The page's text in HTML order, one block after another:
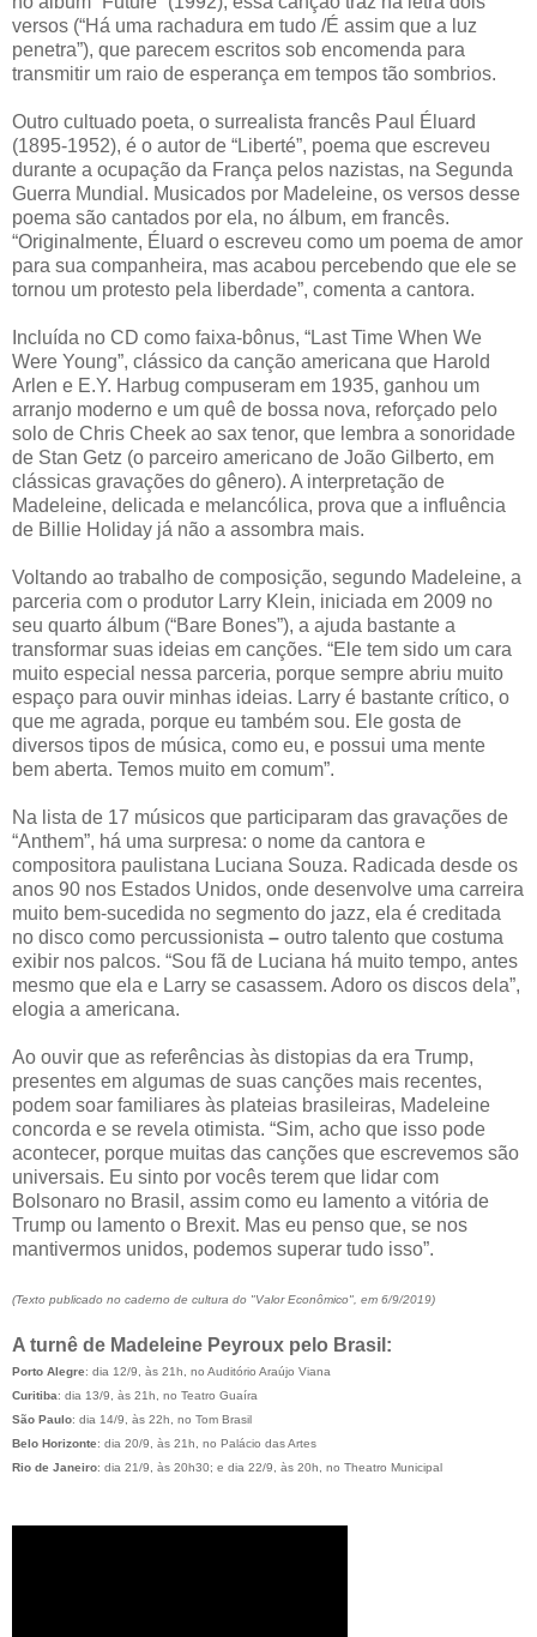
versos (“Há uma rachadura em tudo /É assim que a luz
penetra”), que parecem escritos sob encomenda para
transmitir um raio de esperança em tempos tão sombrios.
Outro cultuado poeta, o surrealista francês Paul Éluard
(1895-1952), é o autor de “Liberté”, poema que escreveu
durante a ocupação da França pelos nazistas, na Segunda
Guerra Mundial. Musicados por Madeleine, os versos desse
poema são cantados por ela, no álbum, em francês.
“Originalmente, Éluard o escreveu como um poema de amor
para sua companheira, mas acabou percebendo que ele se
tornou um protesto pela liberdade”, comenta a cantora.
Incluída no CD como faixa-bônus, “Last Time When We
Were Young”, clássico da canção americana que Harold
Arlen e E.Y. Harbug compuseram em 1935, ganhou um
arranjo moderno e um quê de bossa nova, reforçado pelo
solo de Chris Cheek ao sax tenor, que lembra a sonoridade
de Stan Getz (o parceiro americano de João Gilberto, em
clássicas gravações do gênero). A interpretação de
Madeleine, delicada e melancólica, prova que a influência
de Billie Holiday já não a assombra mais.
Voltando ao trabalho de composição, segundo Madeleine, a
parceria com o produtor Larry Klein, iniciada em 2009 no
seu quarto álbum (“Bare Bones”), a ajuda bastante a
transformar suas ideias em canções. “Ele tem sido um cara
muito especial nessa parceria, porque sempre abriu muito
espaço para ouvir minhas ideias. Larry é bastante crítico, o
que me agrada, porque eu também sou. Ele gosta de
diversos tipos de música, como eu, e possui uma mente
bem aberta. Temos muito em comum”.
Na lista de 17 músicos que participaram das gravações de
“Anthem”, há uma surpresa: o nome da cantora e
compositora paulistana Luciana Souza. Radicada desde os
anos 90 nos Estados Unidos, onde desenvolve uma carreira
muito bem-sucedida no segmento do jazz, ela é creditada
no disco como percussionista – outro talento que costuma
exibir nos palcos. “Sou fã de Luciana há muito tempo, antes
mesmo que ela e Larry se casassem. Adoro os discos dela”,
elogia a americana.
Ao ouvir que as referências às distopias da era Trump,
presentes em algumas de suas canções mais recentes,
podem soar familiares às plateias brasileiras, Madeleine
concorda e se revela otimista. “Sim, acho que isso pode
acontecer, porque muitas das canções que escrevemos são
universais. Eu sinto por vocês terem que lidar com
Bolsonaro no Brasil, assim como eu lamento a vitória de
Trump ou lamento o Brexit. Mas eu penso que, se nos
mantivermos unidos, podemos superar tudo isso”.
(Texto publicado no caderno de cultura do "Valor Econômico", em 6/9/2019)
A turnê de Madeleine Peyroux pelo Brasil:
Porto Alegre: dia 12/9, às 21h, no Auditório Araújo Viana
Curitiba: dia 13/9, às 21h, no Teatro Guaíra
São Paulo: dia 14/9, às 22h, no Tom Brasil
Belo Horizonte: dia 20/9, às 21h, no Palácio das Artes
Rio de Janeiro: dia 21/9, às 20h30; e dia 22/9, às 20h, no Theatro Municipal